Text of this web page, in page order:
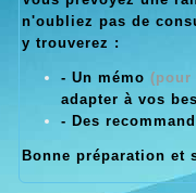
n'oubliez pas de
y trouverez :
- Un mémo
adapter à vos
- Des
Bonne préparation et